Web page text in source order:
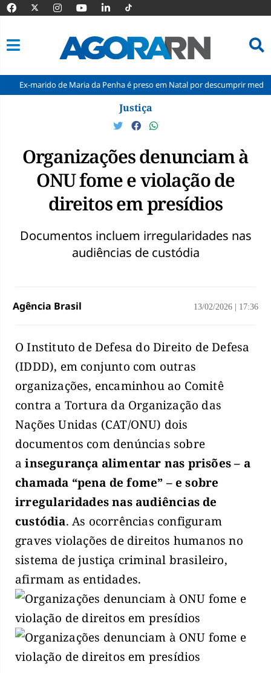
de Maria da Penha é preso em Natal por descumprir medida protetiva
Justiça
Organizações denunciam à
ONU fome e violação de
direitos em presídios
Documentos incluem irregularidades nas
audiências de custódia
Agência Brasil 13/02/2026 17:36
O Instituto de Defesa do Direito de Defesa
(IDDD), em conjunto com outras
organizações, encaminhou ao Comitê
contra a Tortura da Organização das
Nações Unidas (CAT/ONU) dois
documentos com denúncias sobre
ainsegurança alimentar nas prisões – a
chamada “pena de fome” – e sobre
irregularidades nas audiências de
custódia. As ocorrências configuram
graves violações de direitos humanos no
sistema de justiça criminal brasileiro,
afirmam as entidades.